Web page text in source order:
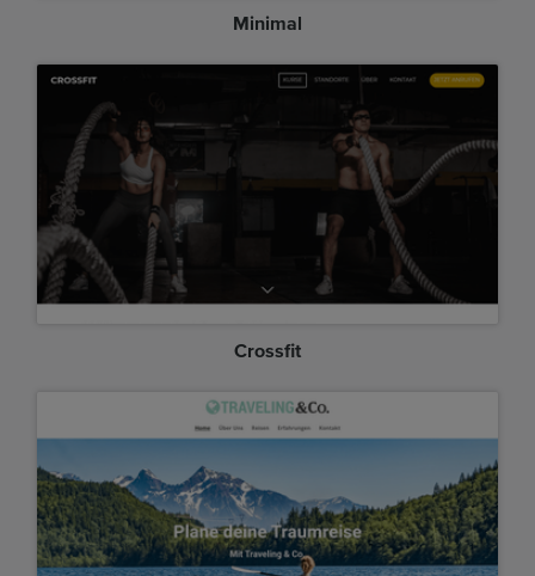
Minimal
Crossfit